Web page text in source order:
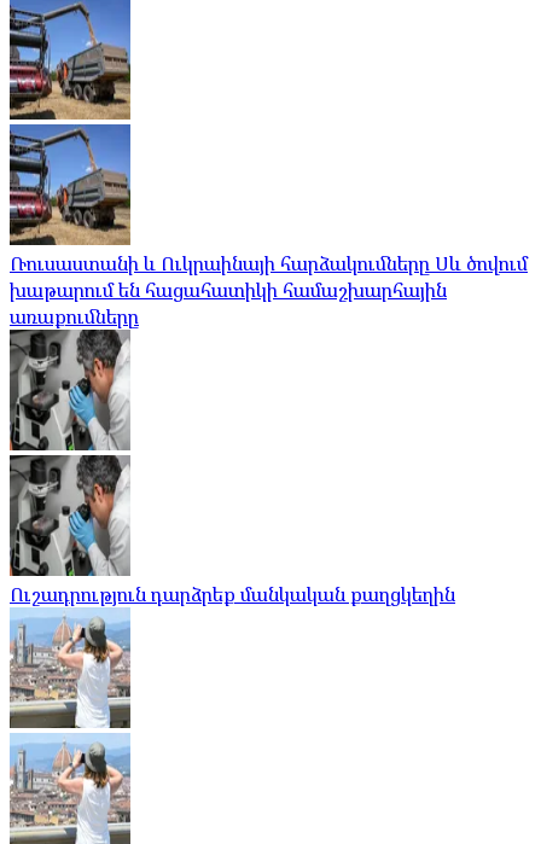
Ռուսաստանի և Ուկրաինայի հարձակումները Սև ծովում
խաթարում են հացահատիկի համաշխարհային
առաքումները
Ուշադրություն դարձրեք մանկական քաղցկեղին